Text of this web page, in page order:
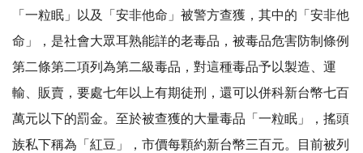
「一粒眠」以及「安非他命」被警方查獲，其中的「安非他
命」，是社會大眾耳熟能詳的老毒品，被毒品危害防制條例
第二條第二項列為第二級毒品，對這種毒品予以製造、運
輸、販賣，要處七年以上有期徒刑，還可以併科新台幣七百
萬元以下的罰金。至於被查獲的大量毒品「一粒眠」，搖頭
族私下稱為「紅豆」，市價每顆約新台幣三百元。目前被列